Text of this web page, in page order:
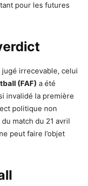
pour les futures
jugé irrecevable, celui
(FAF) a été
invalidé la première
politique non
match du 21 avril
peut faire l’objet